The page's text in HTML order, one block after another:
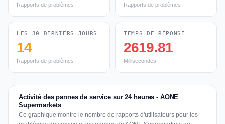
Rapports de problèmes Rapports de problèmes
LES 30 DERNIERS JOURS
14
Rapports de problèmes
TEMPS DE RÉPONSE
2619.81
Millisecondes
Activité des pannes de service sur 24 heures - AONE
Supermarkets
Ce graphique montre le nombre de rapports d'utilisateurs pour les